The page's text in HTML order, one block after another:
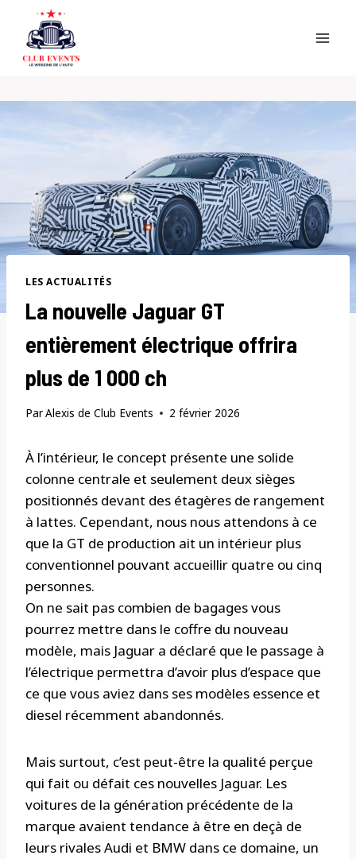
content
LES ACTUALITÉS
La nouvelle Jaguar GT
entièrement électrique offrira
plus de 1 000 ch
ParAlexis de Club Events 2 février 2026
À l’intérieur, le concept présente une solide
colonne centrale et seulement deux sièges
positionnés devant des étagères de rangement
à lattes. Cependant, nous nous attendons à ce
que la GT de production ait un intérieur plus
conventionnel pouvant accueillir quatre ou cinq
personnes.
On ne sait pas combien de bagages vous
pourrez mettre dans le coffre du nouveau
modèle, mais Jaguar a déclaré que le passage à
l’électrique permettra d’avoir plus d’espace que
ce que vous aviez dans ses modèles essence et
diesel récemment abandonnés.
Mais surtout, c’est peut-être la qualité perçue
qui fait ou défait ces nouvelles Jaguar. Les
voitures de la génération précédente de la
marque avaient tendance à être en deçà de
leurs rivales Audi et BMW dans ce domaine, un